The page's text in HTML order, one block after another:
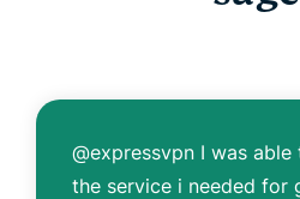
@expressvpn I was able
the service i needed for